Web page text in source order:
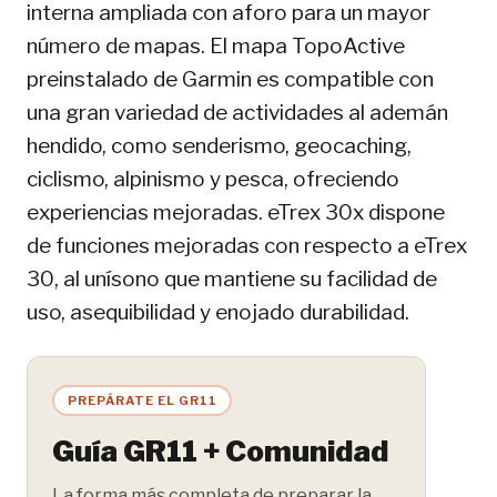
interna ampliada con aforo para un mayor
número de mapas. El mapa TopoActive
preinstalado de Garmin es compatible con
una gran variedad de actividades al ademán
hendido, como senderismo, geocaching,
ciclismo, alpinismo y pesca, ofreciendo
experiencias mejoradas. eTrex 30x dispone
de funciones mejoradas con respecto a eTrex
30, al unísono que mantiene su facilidad de
uso, asequibilidad y enojado durabilidad.
PREPÁRATE EL GR11
Guía GR11 + Comunidad